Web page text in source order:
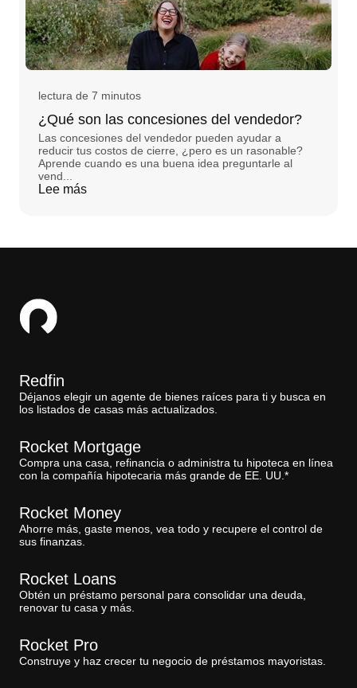
lectura de 7 minutos
¿Qué son las concesiones del vendedor?
Las concesiones del vendedor pueden ayudar a
reducir tus costos de cierre, ¿pero es un rasonable?
Aprende cuando es una buena idea preguntarle al
vend...
Lee más
Redfin
Déjanos elegir un agente de bienes raíces para ti y busca en
los listados de casas más actualizados.
Rocket Mortgage
Compra una casa, refinancia o administra tu hipoteca en línea
con la compañía hipotecaria más grande de EE. UU.*
Rocket Money
Ahorre más, gaste menos, vea todo y recupere el control de
sus finanzas.
Rocket Loans
Obtén un préstamo personal para consolidar una deuda,
renovar tu casa y más.
Rocket Pro
Construye y haz crecer tu negocio de préstamos mayoristas.